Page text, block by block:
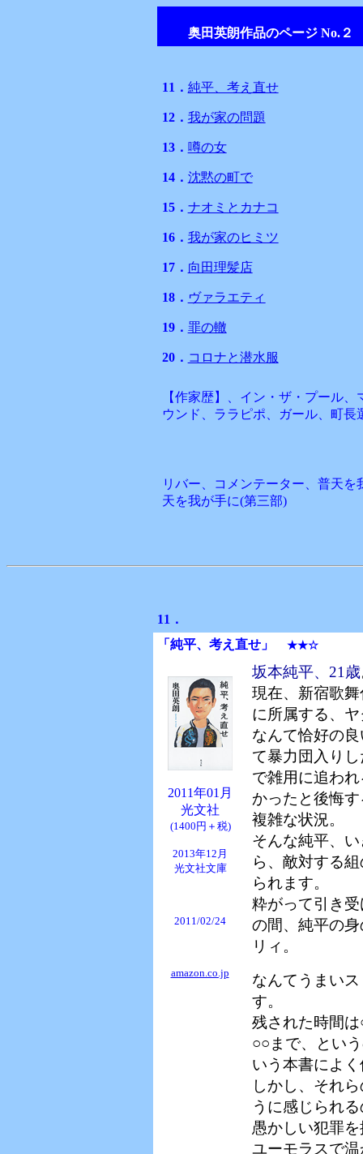
奥田英朗作品のページ No.２
11． 純平、考え直せ
12． 我が家の問題
13． 噂の女
14． 沈黙の町で
15． ナオミとカナコ
16． 我が家のヒミツ
17． 向田理髪店
18． ヴァラエティ
19． 罪の轍
20． コロナと潜水服
【作家歴】、イン・ザ・プール
ウンド、ララピポ、ガール、町
リバー、コメンテーター、普天
天を我が手に(第三部)
11．
「純平、考え直せ」
★★☆
2011年01月
光文社
(1400円＋税)
2013年12月
光文社文庫
2011/02/24
amazon.co.jp
坂本純平、21歳
現在、新宿歌
に所属する、
なんて恰好の
て暴力団入り
で雑用に追わ
かったと後悔
複雑な状況。
そんな純平、
ら、敵対する
られます。
粋がって引き
の間、純平の
リィ。
なんてうまい
す。
残された時間
○○まで、とい
いう本書によ
しかし、それ
うに感じられ
愚かしい犯罪
ユーモラスで